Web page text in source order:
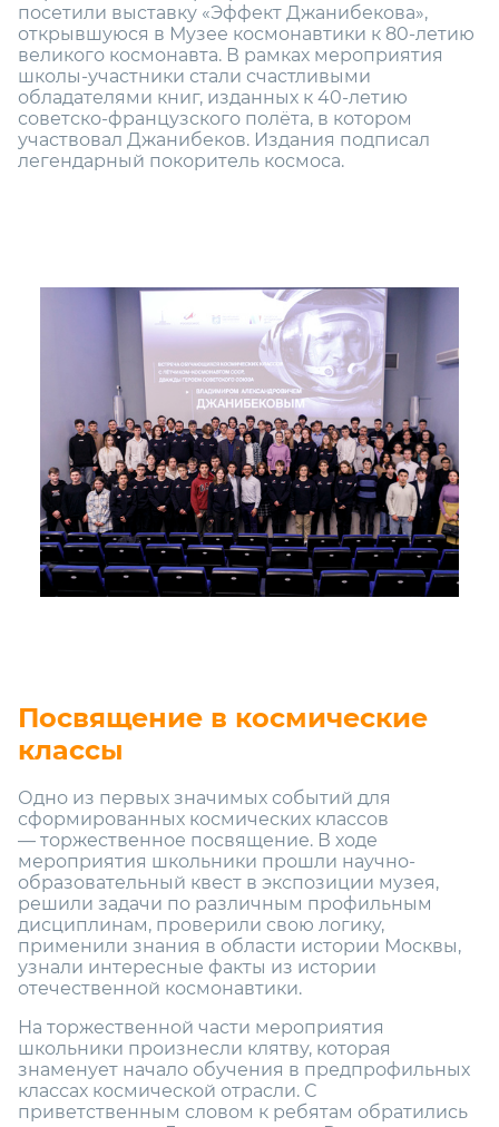
посетили выставку «Эффект Джанибекова»,
открывшуюся в Музее космонавтики к 80-летию
великого космонавта. В рамках мероприятия
школы-участники стали счастливыми
обладателями книг, изданных к 40-летию
советско-французского полёта, в котором
участвовал Джанибеков. Издания подписал
легендарный покоритель космоса.
Посвящение в космические
классы
Одно из первых значимых событий для
сформированных космических классов
— торжественное посвящение. В ходе
мероприятия школьники прошли научно-
образовательный квест в экспозиции музея,
решили задачи по различным профильным
дисциплинам, проверили свою логику,
применили знания в области истории Москвы,
узнали интересные факты из истории
отечественной космонавтики.
На торжественной части мероприятия
школьники произнесли клятву, которая
знаменует начало обучения в предпрофильных
классах космической отрасли. С
приветственным словом к ребятам обратились